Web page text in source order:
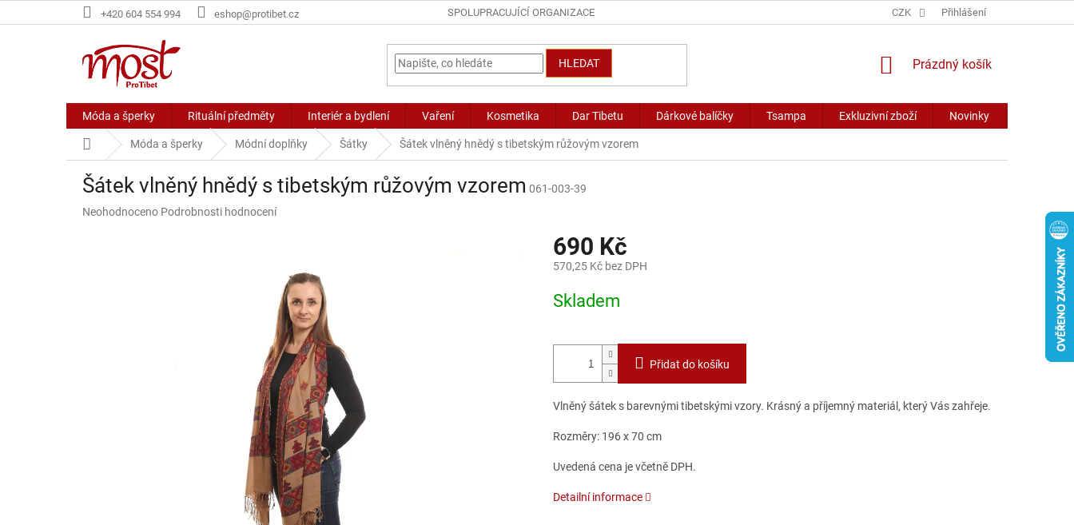
na
+420 604 554 994 eshop@protibet.cz SPOLUPRACUJÍCÍ ORGANIZACE CZK Přihlášení
HLEDAT
NÁKUPNÍ
Prázdný košík
Móda a šperky Rituální předměty Interiér a bydlení Vaření Kosmetika Dar Tibetu Dárkové balíčky Tsampa Exkluzivní zboží Novinky
Domů Móda a šperky Módní doplňky Šátky Šátek vlněný hnědý s tibetským růžovým vzorem
Šátek vlněný hnědý s tibetským růžovým vzorem 061-003-39
Průměrné
Neohodnoceno Podrobnosti hodnocení
690 Kč
570,25 Kč bez DPH
cena:
Skladem
Přidat do košíku
Vlněný šátek s barevnými tibetskými vzory. Krásný a příjemný materiál, který Vás zahřeje.
Rozměry: 196 x 70 cm
Uvedená cena je včetně DPH.
Detailní informace